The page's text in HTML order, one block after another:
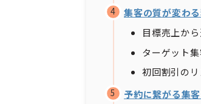
集客の質が変わ
目標売上か
ターゲット
初回割引の
予約に繋がる集